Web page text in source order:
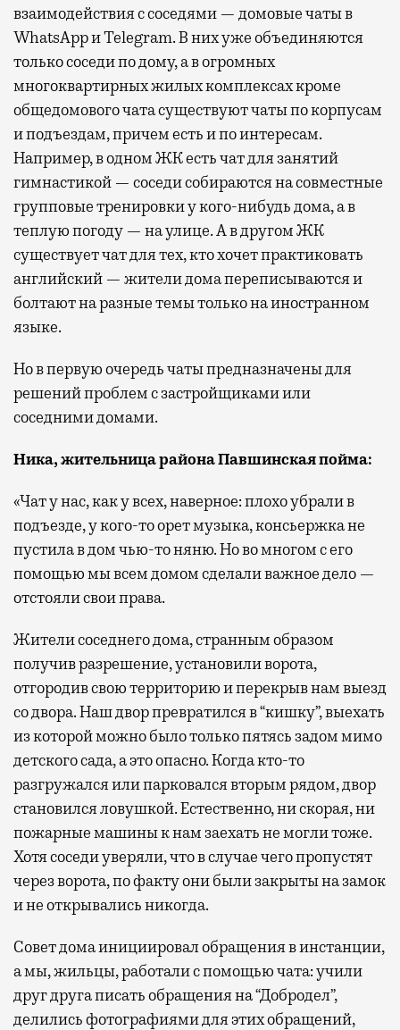
взаимодействия с соседями — домовые чаты в
WhatsApp и Telegram. В них уже объединяются
только соседи по дому, а в огромных
многоквартирных жилых комплексах кроме
общедомового чата существуют чаты по корпусам
и подъездам, причем есть и по интересам.
Например, в одном ЖК есть чат для занятий
гимнастикой — соседи собираются на совместные
групповые тренировки у кого-нибудь дома, а в
теплую погоду — на улице. А в другом ЖК
существует чат для тех, кто хочет практиковать
английский — жители дома переписываются и
болтают на разные темы только на иностранном
языке.
Но в первую очередь чаты предназначены для
решений проблем с застройщиками или
соседними домами.
Ника, жительница района Павшинская пойма:
«Чат у нас, как у всех, наверное: плохо убрали в
подъезде, у кого-то орет музыка, консьержка не
пустила в дом чью-то няню. Но во многом с его
помощью мы всем домом сделали важное дело —
отстояли свои права.
Жители соседнего дома, странным образом
получив разрешение, установили ворота,
отгородив свою территорию и перекрыв нам выезд
со двора. Наш двор превратился в “кишку”, выехать
из которой можно было только пятясь задом мимо
детского сада, а это опасно. Когда кто-то
разгружался или парковался вторым рядом, двор
становился ловушкой. Естественно, ни скорая, ни
пожарные машины к нам заехать не могли тоже.
Хотя соседи уверяли, что в случае чего пропустят
через ворота, по факту они были закрыты на замок
и не открывались никогда.
Совет дома инициировал обращения в инстанции,
а мы, жильцы, работали с помощью чата: учили
друг друга писать обращения на “Добродел”,
делились фотографиями для этих обращений,